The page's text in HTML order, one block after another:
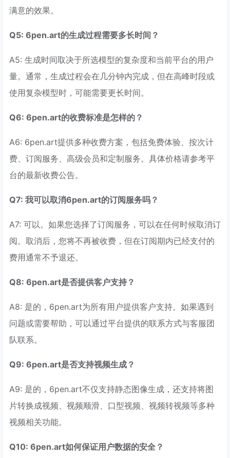
满意的效果。
Q5: 6pen.art的生成过程需要多长时间？
A5: 生成时间取决于所选模型的复杂度和当前平台的用户
量。通常，生成过程会在几分钟内完成，但在高峰时段或
使用复杂模型时，可能需要更长时间。
Q6: 6pen.art的收费标准是怎样的？
A6: 6pen.art提供多种收费方案，包括免费体验、按次计
费、订阅服务、高级会员和定制服务。具体价格请参考平
台的最新收费公告。
Q7: 我可以取消6pen.art的订阅服务吗？
A7: 可以。如果您选择了订阅服务，可以在任何时候取消订
阅。取消后，您将不再被收费，但在订阅期内已经支付的
费用通常不予退还。
Q8: 6pen.art是否提供客户支持？
A8: 是的，6pen.art为所有用户提供客户支持。如果遇到
问题或需要帮助，可以通过平台提供的联系方式与客服团
队联系。
Q9: 6pen.art是否支持视频生成？
A9: 是的，6pen.art不仅支持静态图像生成，还支持将图
片转换成视频、视频顺滑、口型视频、视频转视频等多种
视频相关功能。
Q10: 6pen.art如何保证用户数据的安全？